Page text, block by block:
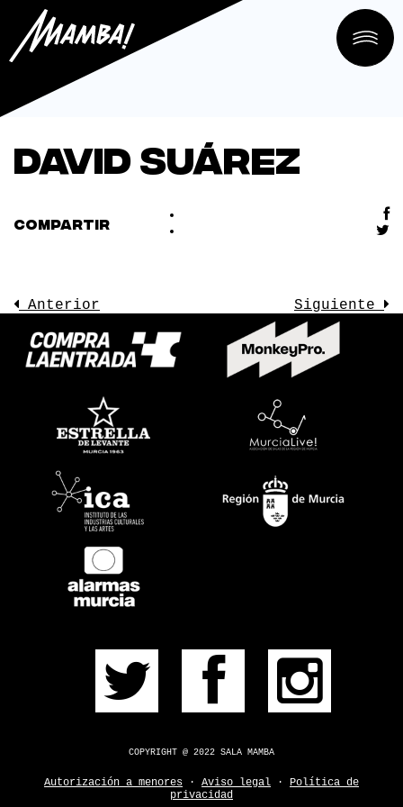
LA SALA
EVENTOS
PRÓXIMOS
CONSÍGUELA
PULSERA
¿DUDAS?
David Suárez
COMPARTIR
Anterior Siguiente
COPYRIGHT @ 2022 SALA MAMBA
Autorización a menores · Aviso legal · Política de
privacidad